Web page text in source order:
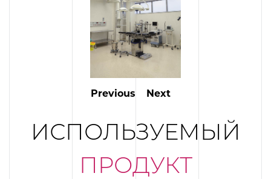
Previous Next
ИСПОЛЬЗУЕМЫЙ
ПРОДУКТ